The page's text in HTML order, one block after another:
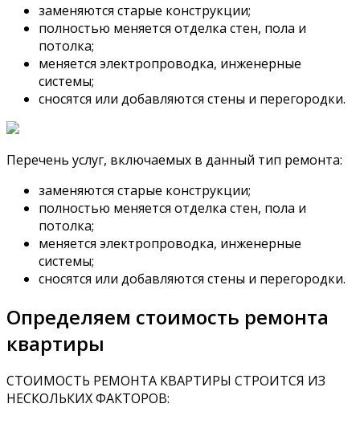
заменяются старые конструкции;
полностью меняется отделка стен, пола и
потолка;
меняется электропроводка, инженерные
системы;
сносятся или добавляются стены и перегородки.
Перечень услуг, включаемых в данный тип ремонта:
заменяются старые конструкции;
полностью меняется отделка стен, пола и
потолка;
меняется электропроводка, инженерные
системы;
сносятся или добавляются стены и перегородки.
Определяем стоимость ремонта
квартиры
СТОИМОСТЬ РЕМОНТА КВАРТИРЫ СТРОИТСЯ ИЗ
НЕСКОЛЬКИХ ФАКТОРОВ: